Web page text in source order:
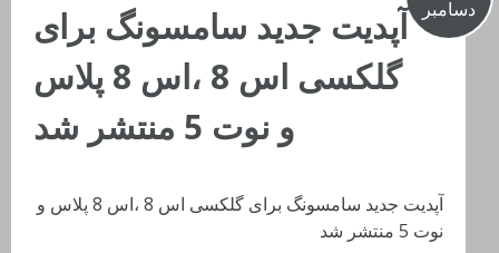
دسامبر
آپدیت جدید سامسونگ برای
گلکسی اس 8 ،اس 8 پلاس
و نوت 5 منتشر شد
آپدیت جدید سامسونگ برای گلکسی اس 8 ،اس 8 پلاس و
نوت 5 منتشر شد